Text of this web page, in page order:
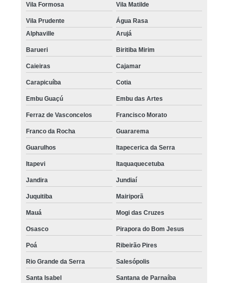
Vila Formosa Vila Matilde
Vila Prudente
Água Rasa
Alphaville
Arujá
Barueri Biritiba Mirim
Caieiras Cajamar
Carapicuíba Cotia
Embu Guaçú Embu das Artes
Ferraz de Vasconcelos Francisco Morato
Franco da Rocha Guararema
Guarulhos Itapecerica da Serra
Itapevi Itaquaquecetuba
Jandira Jundiaí
Juquitiba Mairiporã
Mauá Mogi das Cruzes
Osasco Pirapora do Bom Jesus
Poá Ribeirão Pires
Rio Grande da Serra Salesópolis
Santa Isabel Santana de Parnaíba